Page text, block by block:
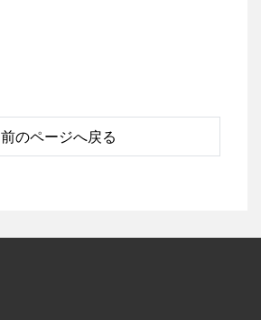
前のページへ戻る